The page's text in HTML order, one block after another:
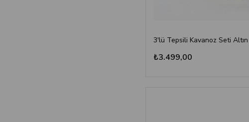
3'lü Tepsili Kavanoz Seti Altın
₺3.499,00